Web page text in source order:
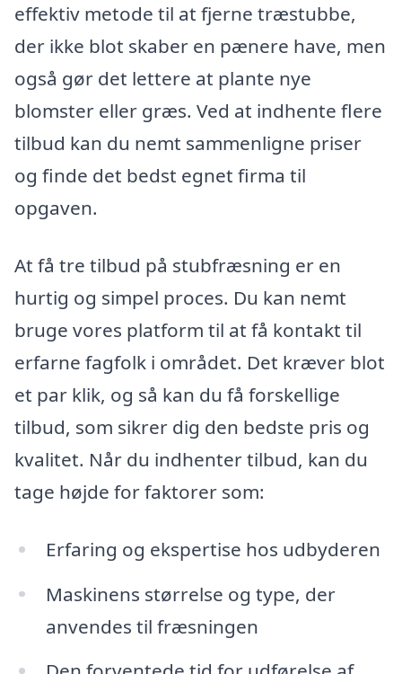
effektiv metode til at fjerne træstubbe,
der ikke blot skaber en pænere have, men
også gør det lettere at plante nye
blomster eller græs. Ved at indhente flere
tilbud kan du nemt sammenligne priser
og finde det bedst egnet firma til
opgaven.
At få tre tilbud på stubfræsning er en
hurtig og simpel proces. Du kan nemt
bruge vores platform til at få kontakt til
erfarne fagfolk i området. Det kræver blot
et par klik, og så kan du få forskellige
tilbud, som sikrer dig den bedste pris og
kvalitet. Når du indhenter tilbud, kan du
tage højde for faktorer som:
Erfaring og ekspertise hos udbyderen
Maskinens størrelse og type, der
anvendes til fræsningen